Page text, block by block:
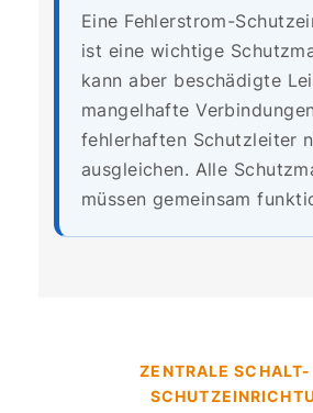
Eine Fehlerstrom-
ist eine wichtige
kann aber beschädigte
mangelhafte
fehlerhaften Schutzleiter
ausgleichen. Alle
müssen gemeinsam
ZENTRALE SCHALT-